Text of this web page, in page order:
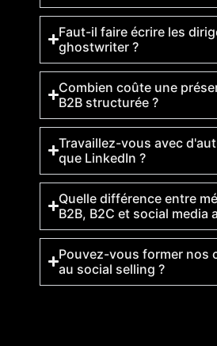
Faut-il faire écrire les
ghostwriter ?
Combien coûte une
B2B structurée ?
Travaillez-vous avec
que LinkedIn ?
Quelle différence entre
B2B, B2C et social media
Pouvez-vous former nos
au social selling ?